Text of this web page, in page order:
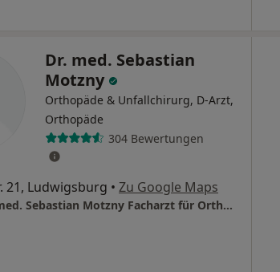
Dr. med. Sebastian
Motzny
Orthopäde & Unfallchirurg, D-Arzt,
Orthopäde
304 Bewertungen
21, Ludwigsburg • Zu Google Maps
Praxis Dr.med. Sebastian Motzny Facharzt für Orthopädie und Unfallchirurgie